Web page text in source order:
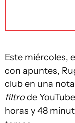
Este miércoles,
con apuntes,
club en una
filtrode
horas y 48